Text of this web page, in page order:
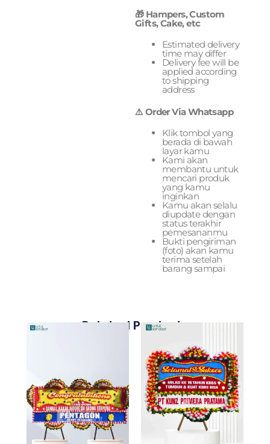
🎁 Hampers, Custom
Gifts, Cake, etc
Estimated delivery
time may differ
Delivery fee will be
applied according
to shipping
address
⚠️ Order Via Whatsapp
Klik tombol yang
berada di bawah
layar kamu
Kami akan
membantu untuk
mencari produk
yang kamu
inginkan
Kamu akan selalu
diupdate dengan
status terakhir
pemesananmu
Bukti pengiriman
(foto) akan kamu
terima setelah
barang sampai
Related Products